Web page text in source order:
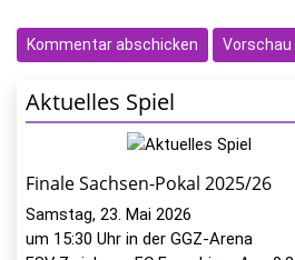
Aktuelles Spiel
Finale Sachsen-Pokal 2025/26
Samstag, 23. Mai 2026
um 15:30 Uhr in der GGZ-Arena